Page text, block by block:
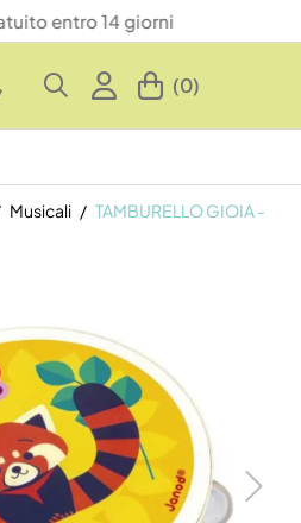
entro 14 giorni
(0)
Musicali
TAMBURELLO GIOIA -